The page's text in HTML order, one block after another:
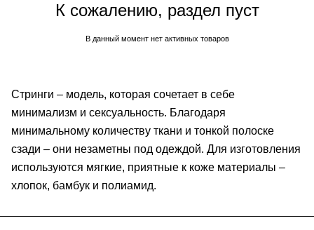
К сожалению, раздел пуст
В данный момент нет активных товаров
Стринги – модель, которая сочетает в себе
минимализм и сексуальность. Благодаря
минимальному количеству ткани и тонкой полоске
сзади – они незаметны под одеждой. Для изготовления
используются мягкие, приятные к коже материалы –
хлопок, бамбук и полиамид.